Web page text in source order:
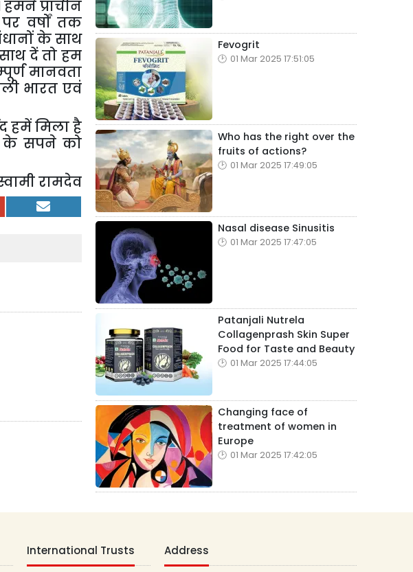
हमनेप्राचीन
पर वर्षों तक
केसाथ
दें तो हम
मानवता
भारत एवं
हमेंमिलाहै
के सपने को
रामदेव
Fevogrit
01 Mar 2025 17:51:05
Who has the right over the
fruits of actions?
01 Mar 2025 17:49:05
Nasal disease Sinusitis
01 Mar 2025 17:47:05
Patanjali Nutrela
Collagenprash Skin Super
Food for Taste and Beauty
01 Mar 2025 17:44:05
Changing face of
treatment of women in
Europe
01 Mar 2025 17:42:05
International Trusts Address